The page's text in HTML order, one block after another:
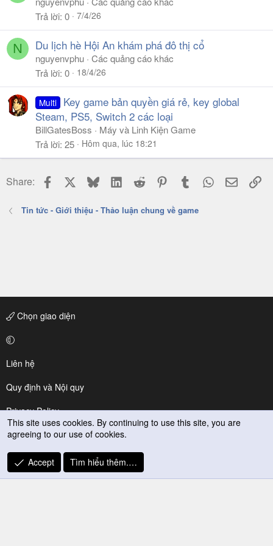
Trả lời 0 7/4/26
N Du lịch hè Hội An khám phá đô thị cổ
nguyenvphu Các quảng cáo khác
Trả lời 0 18/4/26
Multi
Key game bản quyền giá rẻ, key global
Steam, PS5, Switch 2 các loại
BillGatesBoss
Máy và Linh Kiện Game
Trả lời 25 Hôm qua, lúc 18:21
Share: Facebook BlueskyLinkedIn
Reddit PinterestTumblr WhatsApp
Email
Tin tức - Giới thiệu - Thảo luận chung về game
Chọn giao diện
Liên hệ
Quy định và Nội quy
Privacy Policy
Trợ giúp
R
S
This site uses cookies. By continuing to use this site, you are
agreeing to our use of cookies.
Accept Tìm hiểu thêm.…